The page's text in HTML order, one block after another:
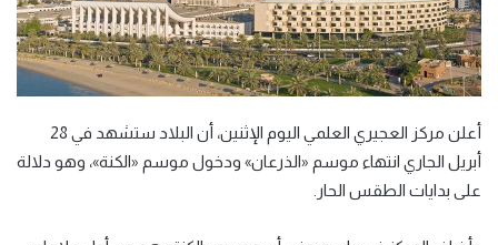
أعلن مركز العجيري العلمي اليوم الإثنين، أن البلاد ستشهد في 28
أبريل الجاري انتهاء موسم «الذرعان» ودخول موسم «الكنة»، وهو دلالة
على بدايات الطقس الحار.